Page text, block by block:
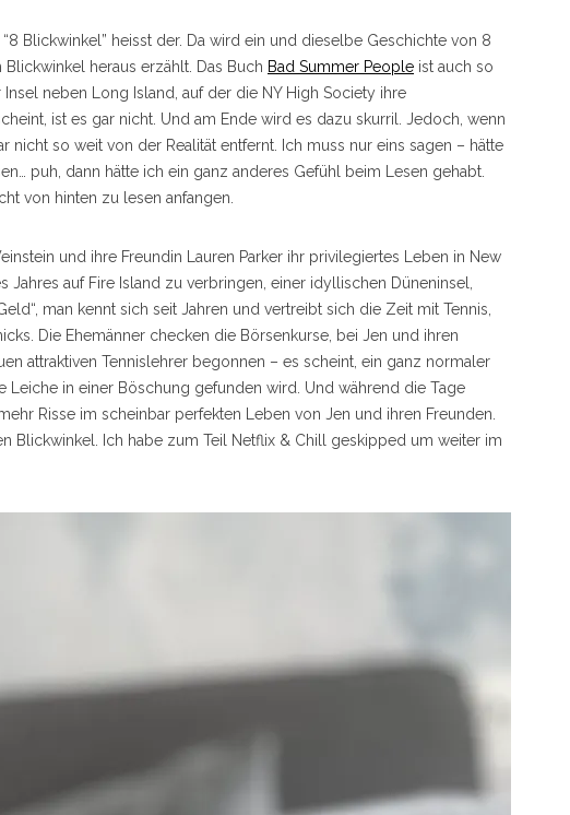
Blickwinkel” heisst der. Da wird ein und dieselbe Geschichte von 8
heraus erzählt. Das Buch Bad Summer People ist auch so
neben Long Island, auf der die NY High Society ihre
ist es gar nicht. Und am Ende wird es dazu skurril. Jedoch, wenn
nicht so weit von der Realität entfernt. Ich muss nur eins sagen – hätte
puh, dann hätte ich ein ganz anderes Gefühl beim Lesen gehabt.
von hinten zu lesen anfangen.
und ihre Freundin Lauren Parker ihr privilegiertes Leben in New
auf Fire Island zu verbringen, einer idyllischen Düneninsel,
man kennt sich seit Jahren und vertreibt sich die Zeit mit Tennis,
Die Ehemänner checken die Börsenkurse, bei Jen und ihren
attraktiven Tennislehrer begonnen – es scheint, ein ganz normaler
Leiche in einer Böschung gefunden wird. Und während die Tage
Risse im scheinbar perfekten Leben von Jen und ihren Freunden.
Blickwinkel. Ich habe zum Teil Netflix & Chill geskipped um weiter im